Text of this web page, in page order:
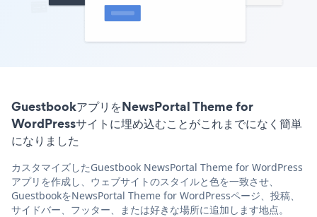
GuestbookアプリをNewsPortal Theme for
WordPressサイトに埋め込むことがこれまでになく簡単
になりました
カスタマイズしたGuestbook NewsPortal Theme for WordPress
アプリを作成し、ウェブサイトのスタイルと色を一致させ、
GuestbookをNewsPortal Theme for WordPressページ、投稿、
サイドバー、フッター、または好きな場所に追加します地点。